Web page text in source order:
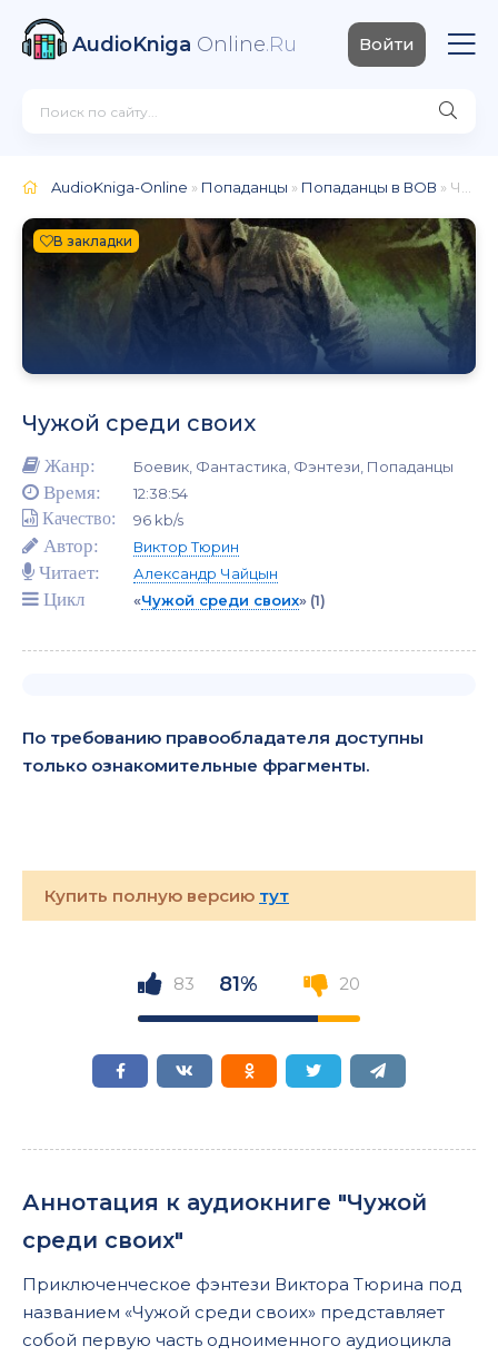
AudioKniga Online.Ru Войти
AudioKniga-Online » Попаданцы » Попаданцы в ВОВ » Чужой среди своих
В закладки
Чужой среди своих
Жанр: Боевик, Фантастика, Фэнтези, Попаданцы
Время: 12:38:54
Качество: 96 kb/s
Автор: Виктор Тюрин
Читает: Александр Чайцын
Цикл «Чужой среди своих» (1)
По требованию правообладателя доступны
только ознакомительные фрагменты.
Купить полную версию тут
83 81% 20
Аннотация к аудиокниге "Чужой
среди своих"
Приключенческое фэнтези Виктора Тюрина под
названием «Чужой среди своих» представляет
собой первую часть одноименного аудиоцикла